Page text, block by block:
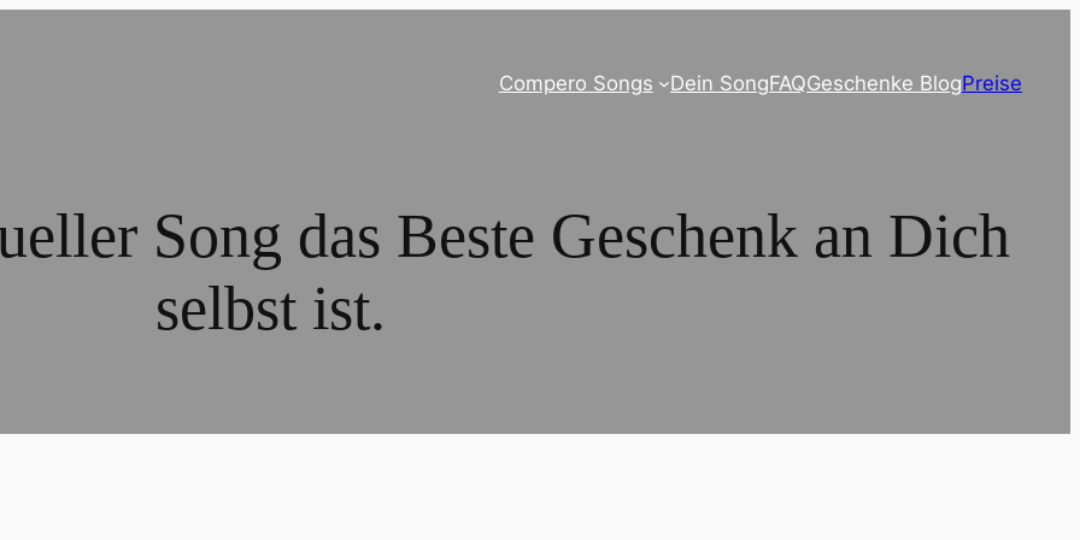
Compero Songs Dein SongFAQGeschenke BlogPreise
Song das Beste Geschenk an Dich
selbst ist.